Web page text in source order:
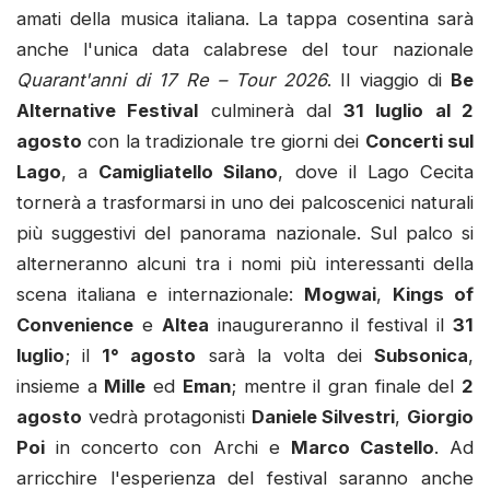
amati della musica italiana. La tappa cosentina sarà
anche l'unica data calabrese del tour nazionale
Quarant'anni di 17 Re – Tour 2026. Il viaggio di Be
Alternative Festival culminerà dal31 luglio al 2
agosto con la tradizionale tre giorni dei Concerti sul
Lago, a Camigliatello Silano, dove il Lago Cecita
tornerà a trasformarsi in uno dei palcoscenici naturali
più suggestivi del panorama nazionale. Sul palco si
alterneranno alcuni tra i nomi più interessanti della
scena italiana e internazionale: Mogwai, Kings of
Convenience e Altea inaugureranno il festival il31
luglio; il 1° agosto sarà la volta dei Subsonica,
insieme a Mille ed Eman; mentre il gran finale del 2
agosto vedrà protagonisti Daniele Silvestri, Giorgio
Poi in concerto con Archi e Marco Castello. Ad
arricchire l'esperienza del festival saranno anche